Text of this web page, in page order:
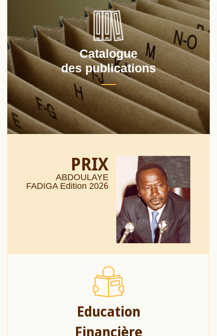
Catalogue
des publications
PRIX
ABDOULAYE
FADIGA Edition 2026
Education
Financière